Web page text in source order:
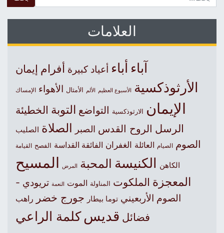
العلامات
آباءأباء أعياد كبيرة أفرام إيمان
الأرثوذكسية الأسبوع العظيم الألم الأمثال الأهواء الإمساك
الإيمان الارثوذكسية التواضع التوبة الخطيئة
الرسل الروح القدس الصبر الصلاة الصليب
الصوم الصيام العائلة الغفران الفائقة القداسة الفصح القيامة
الكاهن الكنيسةالمحبة المرض المسيح
المعجزة الملكوت المناولة الموت النعمة تريودي -
الصوم الأربعيني توما بيطار جورج خضر راهب
فضائل قديس كلمة الراعي